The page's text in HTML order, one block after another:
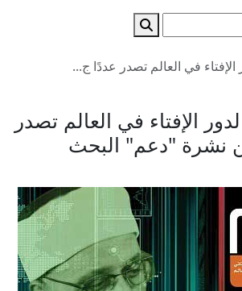
الإفتاء في العالم تصدر عددًا ج...
لدور الإفتاء في العالم تصدر
نشرة "دعم" البحث